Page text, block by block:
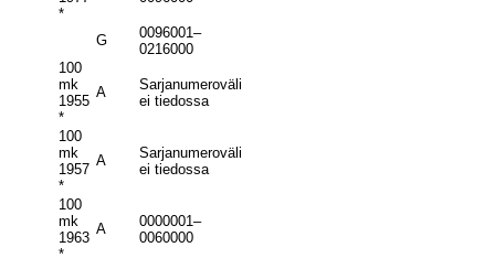
*
G
0096001–
0216000
100
mk
1955
*
A
Sarjanumeroväli
ei tiedossa
100
mk
1957
*
A
Sarjanumeroväli
ei tiedossa
100
mk
1963
*
A
0000001–
0060000